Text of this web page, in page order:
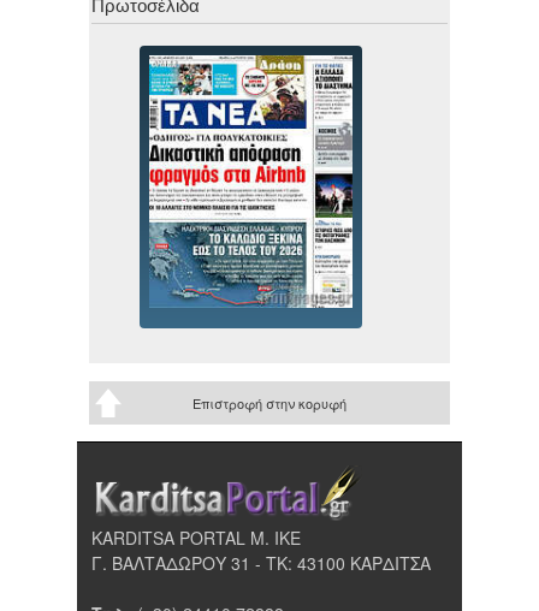
Πρωτοσέλιδα
Επιστροφή στην κορυφή
KARDITSA PORTAL Μ. ΙΚΕ
Γ. ΒΑΛΤΑΔΩΡΟΥ 31 - ΤΚ: 43100 ΚΑΡΔΙΤΣΑ